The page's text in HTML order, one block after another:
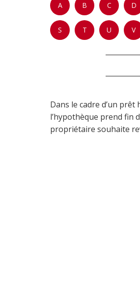
A B C D
S T U V
Dans le cadre d’un
l’hypothèque prend fin
propriétaire souhaite